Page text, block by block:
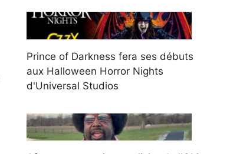
Prince of Darkness fera ses débuts
aux Halloween Horror Nights
d'Universal Studios